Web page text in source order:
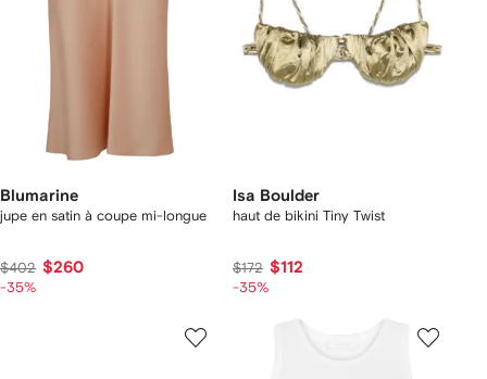
Blumarine
jupe en satin à coupe mi-longue
$402 $260
-35%
Isa Boulder
haut de bikini Tiny Twist
$172 $112
-35%